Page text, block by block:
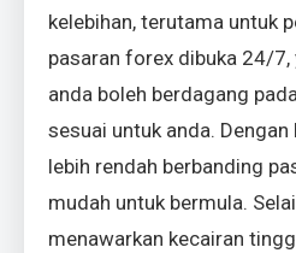
kelebihan, terutama untuk
pasaran forex dibuka 24/7,
anda boleh berdagang
sesuai untuk anda.
lebih rendah berbanding
mudah untuk bermula.
menawarkan kecairan